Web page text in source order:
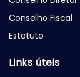
Conselho Fiscal
Estatuto
Links úteis